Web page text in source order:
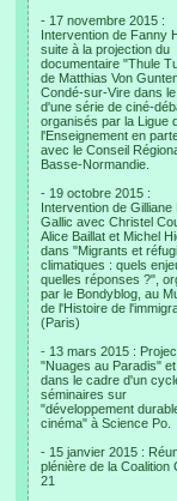
- 17 novembre 2015 :
Intervention de Fanny
suite à la projection du
documentaire "Thule
de Matthias Von
Condé-sur-Vire dans
d'une série de ciné-
organisés par la Ligue
l'Enseignement en
avec le Conseil
Basse-Normandie.
- 19 octobre 2015 :
Intervention de Gilliane
Gallic avec Christel
Alice Baillat et Michel
dans "Migrants et
climatiques : quels
quelles réponses ?",
par le Bondyblog, au
de l'Histoire de
(Paris)
- 13 mars 2015 :
"Nuages au Paradis"
dans le cadre d'un
séminaires sur
"développement
cinéma" à Science Po.
- 15 janvier 2015 :
plénière de la Coalition
21